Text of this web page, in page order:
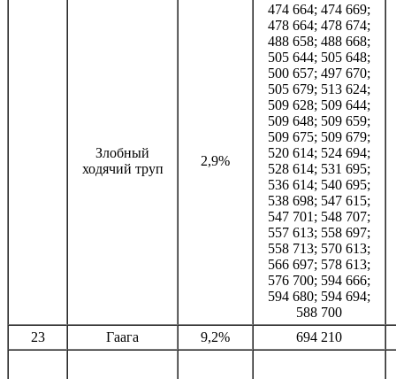
Злобный
ходячий труп
2,9%
474 664; 474 669;
478 664; 478 674;
488 658; 488 668;
505 644; 505 648;
500 657; 497 670;
505 679; 513 624;
509 628; 509 644;
509 648; 509 659;
509 675; 509 679;
520 614; 524 694;
528 614; 531 695;
536 614; 540 695;
538 698; 547 615;
547 701; 548 707;
557 613; 558 697;
558 713; 570 613;
566 697; 578 613;
576 700; 594 666;
594 680; 594 694;
588 700
23
Гаага 9,2% 694 210